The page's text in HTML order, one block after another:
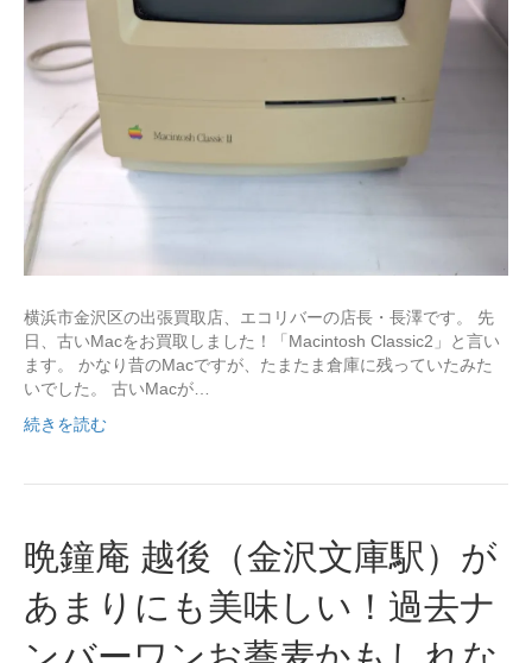
横浜市金沢区の出張買取店、エコリバーの店長・長澤です。 先
日、古いMacをお買取しました！「Macintosh Classic2」と言い
ます。 かなり昔のMacですが、たまたま倉庫に残っていたみた
いでした。 古いMacが…
続きを読む
晩鐘庵 越後（金沢文庫駅）が
あまりにも美味しい！過去ナ